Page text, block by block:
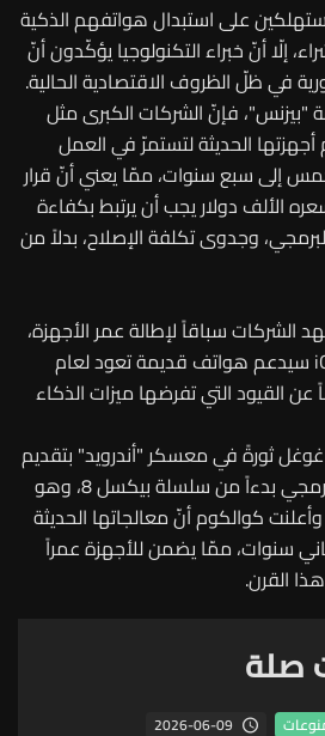
على استبدال هواتفهم الذكية
إلّا أنّ خبراء التكنولوجيا يؤكّدون أنّ
في ظلّ الظروف الاقتصادية الحالية.
"بيزنس"، فإنّ الشركات الكبرى مثل
الحديثة لتستمرّ في العمل
خمس إلى سبع سنوات، ممّا يعني أنّ قرار
الألف دولار يجب أن يرتبط بكفاءة
وجدوى تكلفة الإصلاح، بدلاً من
الشركات سباقاً لإطالة عمر الأجهزة،
فنظام أبل المرتقب iOS 27 سيدعم هواتف قديمة تعود لعام
آيفون 11، رغماً عن القيود التي تفرضها ميزات الذكاء
غوغل ثورةً في معسكر "أندرويد" بتقديم
سبع سنوات من الدعم البرمجي بدءاً من سلسلة بيكسل 8، وهو
كوالكوم أنّ معالجاتها الحديثة
سنوات، ممّا يضمن للأجهزة عمراً
القرن.
صلة
2026-06-09